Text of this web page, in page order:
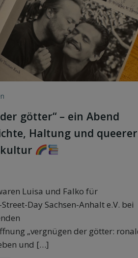
götter“ – ein Abend
Haltung und queerer
Luisa und Falko für
Day Sachsen-Anhalt e.V. bei
„vergnügen der götter:
und […]